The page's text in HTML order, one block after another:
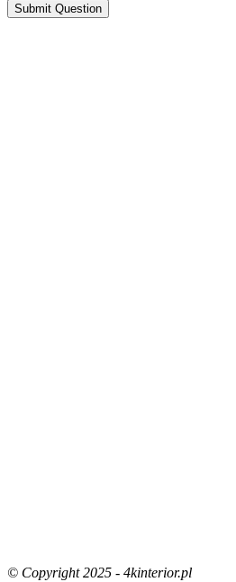
© Copyright 2025 - 4kinterior.pl